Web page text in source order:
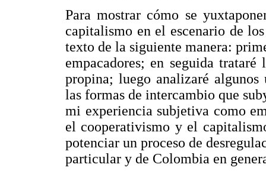
Para mostrar cómo se
capitalismo en el escenario de
texto de la siguiente manera:
empacadores; en seguida
propina; luego analizaré algunos
las formas de intercambio que
mi experiencia subjetiva como
el cooperativismo y el
potenciar un proceso de
particular y de Colombia en